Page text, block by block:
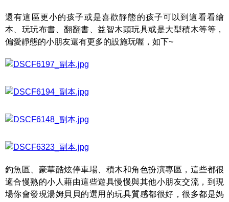
還有這區更小的孩子或是喜歡靜態的孩子可以到這看看繪
本、玩玩布書、翻翻書、益智木頭玩具或是大型積木等等，
偏愛靜態的小朋友還有更多的設施玩喔，如下~
釣魚區、豪華酷炫停車場、積木和角色扮演專區，這些都很
適合慢熟的小人藉由這些遊具慢慢與其他小朋友交流，到現
場你會發現湯姆貝貝的選用的玩具質感都很好，很多都是媽